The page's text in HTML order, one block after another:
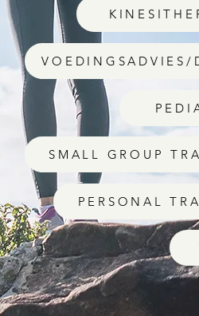
VOEDINGSADVIES/
SMALL GROUP
PERSONAL